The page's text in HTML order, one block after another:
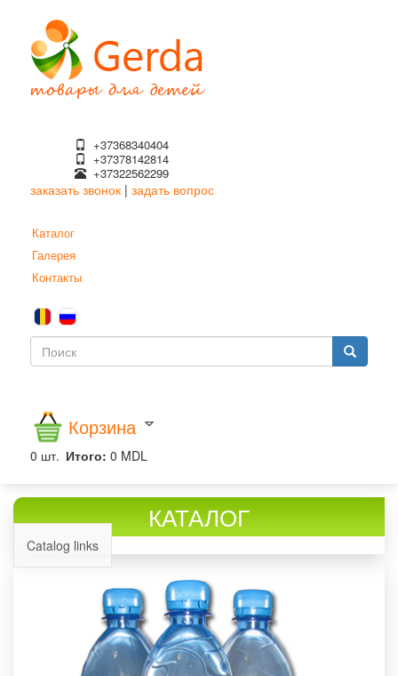
основному
содержанию
+37368340404
+37378142814
+37322562299
заказать звонок | задать вопрос
Каталог
Галерея
Контакты
Форма
Корзина
0 шт. Итого: 0 MDL
КАТАЛОГ
Catalog links